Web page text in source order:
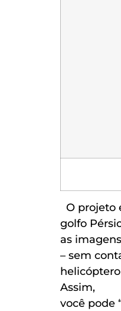
O projeto
golfo
as
– sem
Assim,
você pode